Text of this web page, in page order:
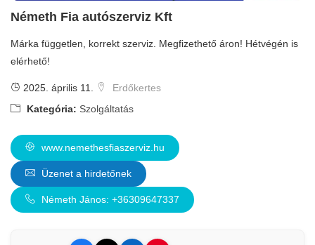
Németh Fia autószerviz Kft
Márka független, korrekt szerviz. Megfizethető áron! Hétvégén is
elérhető!
2025. április 11.
Erdőkertes
Kategória: Szolgáltatás
www.nemethesfiaszerviz.hu
Üzenet a hirdetőnek
Németh János: +36309647337